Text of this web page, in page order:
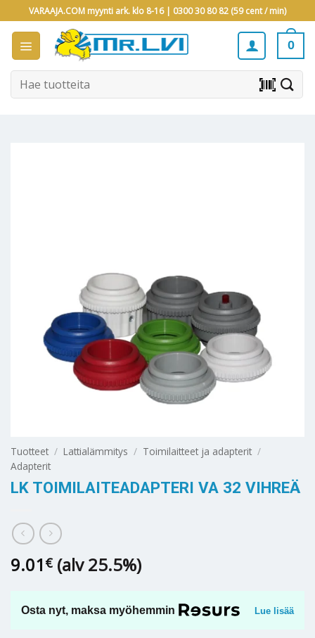
to
content
VARAAJA.COM myynti ark. klo 8-16 | 0300 30 80 82 (59 cent / min)
0
Etsi: barcode_scanner
Tuotteet / Lattialämmitys / Toimilaitteet ja adapterit /
Adapterit
LK TOIMILAITEADAPTERI VA 32 VIHREÄ
9.01 € (alv 25.5%)
Osta nyt, maksa myöhemmin Lue lisää